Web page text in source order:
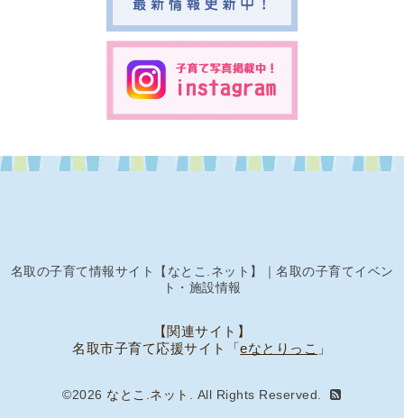
名取の子育て情報サイト【なとこ.ネット】｜名取の子育てイベン
ト・施設情報
【関連サイト】
名取市子育て応援サイト「eなとりっこ 」
©2026 なとこ.ネット . All Rights Reserved.